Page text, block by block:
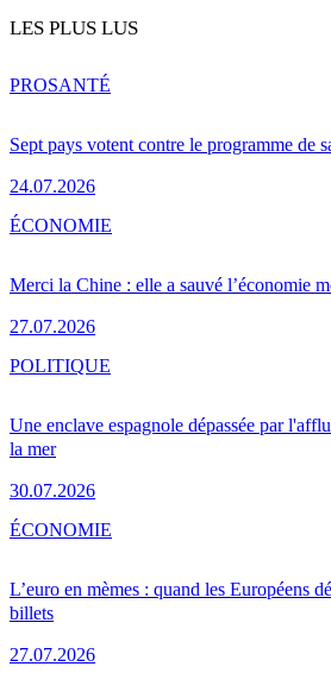
LES PLUS LUS
Sept pays votent contre le programme de
24.07.2026
PROSANTÉ
Merci la Chine : elle a sauvé l’économie
27.07.2026
ÉCONOMIE
Une enclave espagnole dépassée par
la mer
30.07.2026
POLITIQUE
L’euro en mèmes : quand les Européens
billets
27.07.2026
ÉCONOMIE